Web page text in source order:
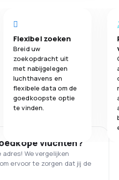
Flexibel zoeken
Breid uw
zoekopdracht uit
met nabijgelegen
luchthavens en
flexibele data om de
goedkoopste optie
te vinden.
vluchten?
We vergelijken
ervoor te zorgen dat jij de